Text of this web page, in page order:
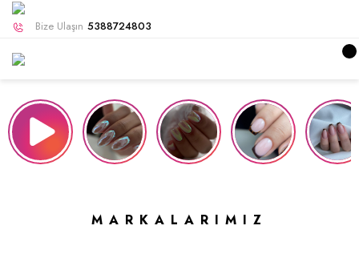
Bize Ulaşın 5388724803
MARKALARIMIZ